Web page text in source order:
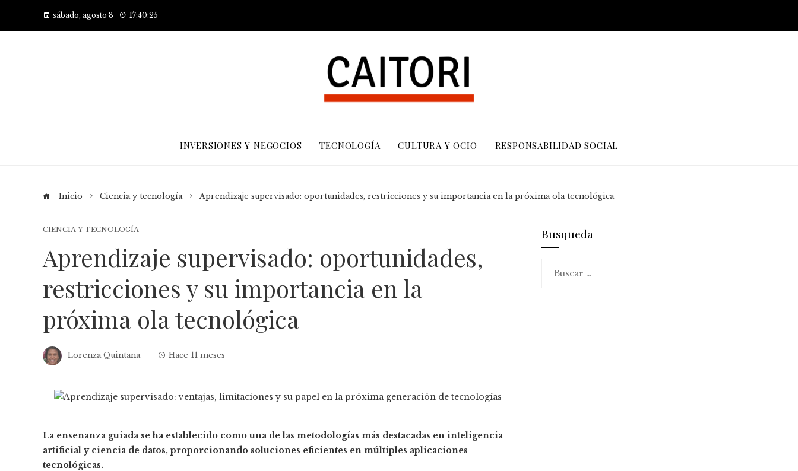
sábado, agosto 8 17:40:26
INVERSIONES Y NEGOCIOS TECNOLOGÍA CULTURA Y OCIO RESPONSABILIDAD SOCIAL
Inicio Ciencia y tecnología Aprendizaje supervisado: oportunidades, restricciones y su importancia en la próxima ola tecnológica
CIENCIA Y TECNOLOGÍA
Aprendizaje supervisado: oportunidades,
restricciones y su importancia en la
próxima ola tecnológica
Lorenza Quintana Hace 11 meses
La enseñanza guiada se ha establecido como una de las metodologías más destacadas en inteligencia
artificial y ciencia de datos, proporcionando soluciones eficientes en múltiples aplicaciones
tecnológicas.
Busqueda